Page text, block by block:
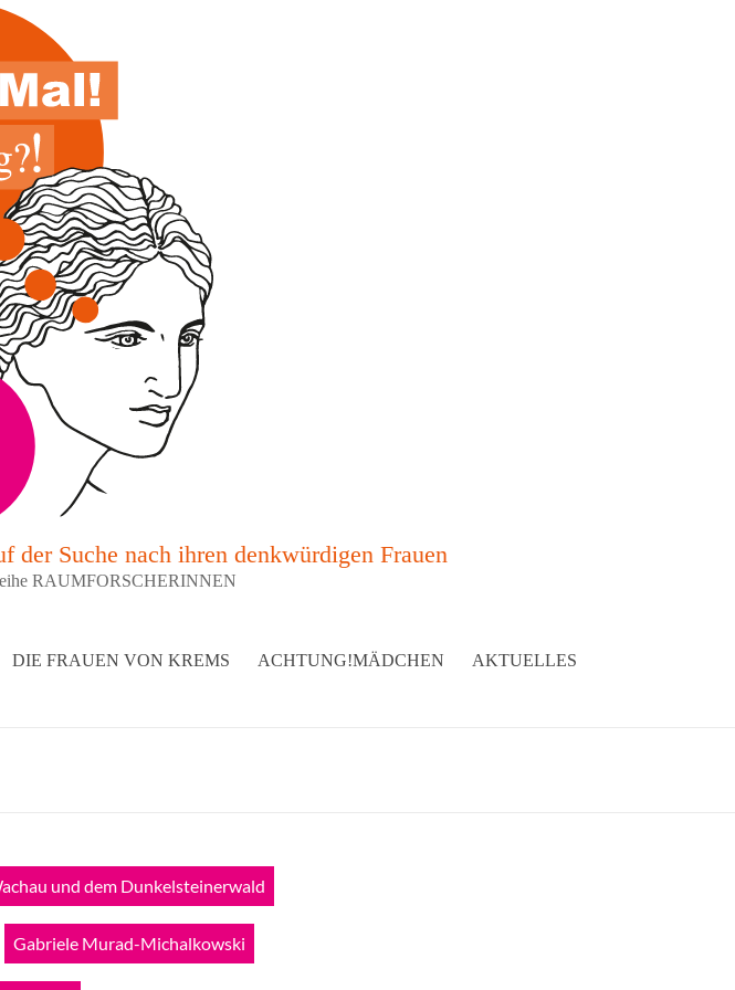
Suche nach ihren denkwürdigen Frauen
RAUMFORSCHERINNEN
DIE FRAUEN VON KREMS ACHTUNG!MÄDCHEN
AKTUELLES
und dem Dunkelsteinerwald
Gabriele Murad-Michalkowski